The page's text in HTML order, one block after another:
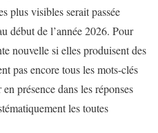
plus visibles serait passée
début de l’année 2026. Pour
nouvelle si elles produisent des
pas encore tous les mots-clés
présence dans les réponses
les toutes